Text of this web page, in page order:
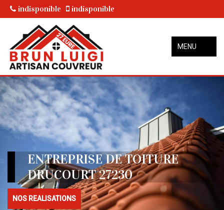
indisponible indisponible
MENU
ENTREPRISE DE TOITURE
DRUCOURT 27230
NOS REALISATIONS